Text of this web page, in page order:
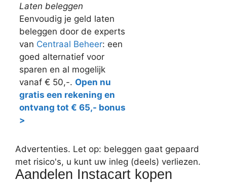
Laten beleggen
Eenvoudig je geld laten
beleggen door de experts
van Centraal Beheer: een
goed alternatief voor
sparen en al mogelijk
vanaf € 50,-. Open nu
gratis een rekening en
ontvang tot € 65,- bonus
>
Advertenties. Let op: beleggen gaat gepaard
met risico's, u kunt uw inleg (deels) verliezen.
Aandelen Instacart kopen